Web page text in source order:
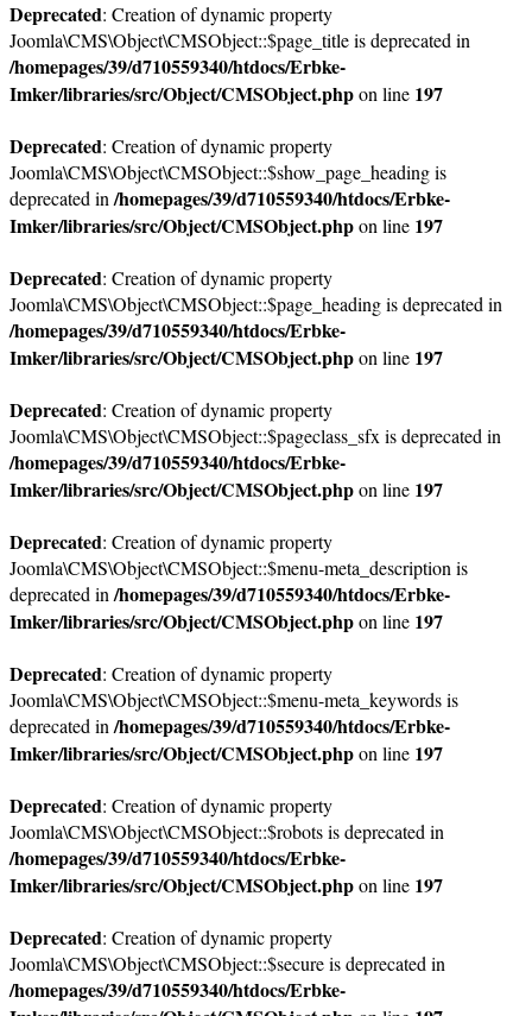
Deprecated: Creation of dynamic property
Joomla\CMS\Object\CMSObject::$page_title is deprecated in
/homepages/39/d710559340/htdocs/Erbke-
Imker/libraries/src/Object/CMSObject.phpon line 197
Deprecated: Creation of dynamic property
Joomla\CMS\Object\CMSObject::$show_page_heading is
deprecated in /homepages/39/d710559340/htdocs/Erbke-
Imker/libraries/src/Object/CMSObject.phpon line 197
Deprecated: Creation of dynamic property
Joomla\CMS\Object\CMSObject::$page_heading is deprecated in
/homepages/39/d710559340/htdocs/Erbke-
Imker/libraries/src/Object/CMSObject.phpon line 197
Deprecated: Creation of dynamic property
Joomla\CMS\Object\CMSObject::$pageclass_sfx is deprecated in
/homepages/39/d710559340/htdocs/Erbke-
Imker/libraries/src/Object/CMSObject.phpon line 197
Deprecated: Creation of dynamic property
Joomla\CMS\Object\CMSObject::$menu-meta_description is
deprecated in /homepages/39/d710559340/htdocs/Erbke-
Imker/libraries/src/Object/CMSObject.phpon line 197
Deprecated: Creation of dynamic property
Joomla\CMS\Object\CMSObject::$menu-meta_keywords is
deprecated in /homepages/39/d710559340/htdocs/Erbke-
Imker/libraries/src/Object/CMSObject.phpon line 197
Deprecated: Creation of dynamic property
Joomla\CMS\Object\CMSObject::$robots is deprecated in
/homepages/39/d710559340/htdocs/Erbke-
Imker/libraries/src/Object/CMSObject.phpon line 197
Deprecated: Creation of dynamic property
Joomla\CMS\Object\CMSObject::$secure is deprecated in
/homepages/39/d710559340/htdocs/Erbke-